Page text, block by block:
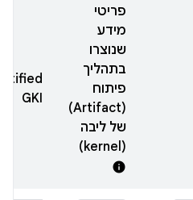
פריטי
מידע
שנוצרו
בתהליך
פיתוח
(Artifact)
של ליבה
(kernel)
info
GKI